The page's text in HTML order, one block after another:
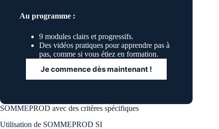
Au programme :
9 modules clairs et progressifs.
Des vidéos pratiques pour apprendre pas à
pas, comme si vous étiez en formation.
Je commence dès maintenant !
SOMMEPROD avec des critères spécifiques
Utilisation de SOMMEPROD SI